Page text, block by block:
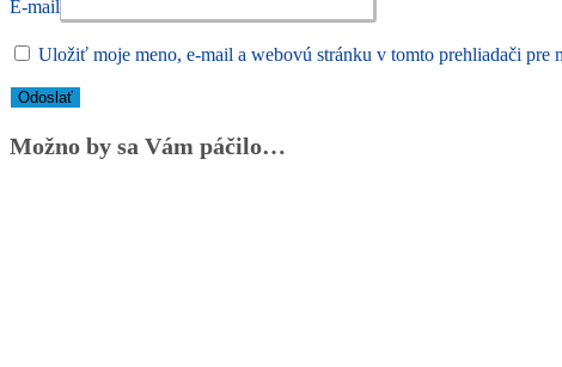
E-mail
Uložiť moje meno, e-mail a webovú stránku v tomto prehliadači pre
Možno by sa Vám páčilo…